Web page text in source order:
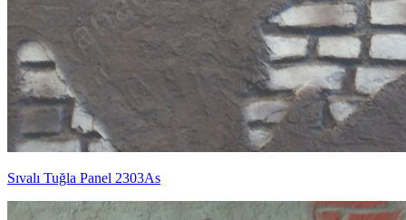
Sıvalı Tuğla Panel 2303As